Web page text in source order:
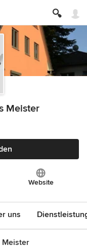
Meister
Website
uns
Meister